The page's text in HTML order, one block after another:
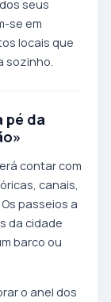
seus
se em
locais que
sozinho.
pé da
contar com
canais,
passeios a
da cidade
barco ou
o anel dos